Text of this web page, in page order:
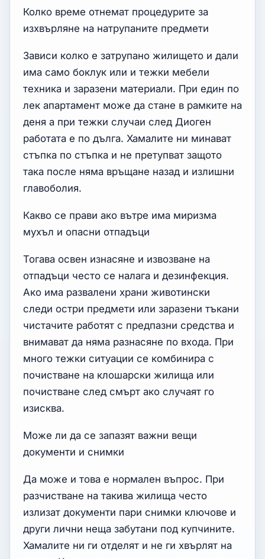
Колко време отнемат процедурите за
изхвърляне на натрупаните предмети
Зависи колко е затрупано жилището и дали
има само боклук или и тежки мебели
техника и заразени материали. При един по
лек апартамент може да стане в рамките на
деня а при тежки случаи след Диоген
работата е по дълга. Хамалите ни минават
стъпка по стъпка и не претупват защото
така после няма връщане назад и излишни
главоболия.
Какво се прави ако вътре има миризма
мухъл и опасни отпадъци
Тогава освен изнасяне и извозване на
отпадъци често се налага и дезинфекция.
Ако има развалени храни животински
следи остри предмети или заразени тъкани
чистачите работят с предпазни средства и
внимават да няма разнасяне по входа. При
много тежки ситуации се комбинира с
почистване на клошарски жилища или
почистване след смърт ако случаят го
изисква.
Може ли да се запазят важни вещи
документи и снимки
Да може и това е нормален въпрос. При
разчистване на такива жилища често
излизат документи пари снимки ключове и
други лични неща забутани под купчините.
Хамалите ни ги отделят и не ги хвърлят на